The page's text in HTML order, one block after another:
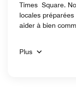
Times Square.
locales
aider à bien
Plus